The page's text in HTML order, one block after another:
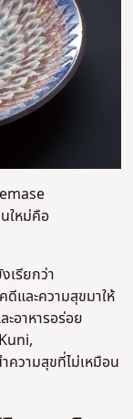
ใหม่คือ
เรียกว่า
ดีและความสุขมาให้
อาหารอร่อย
วามสุขที่ไม่เหมือน